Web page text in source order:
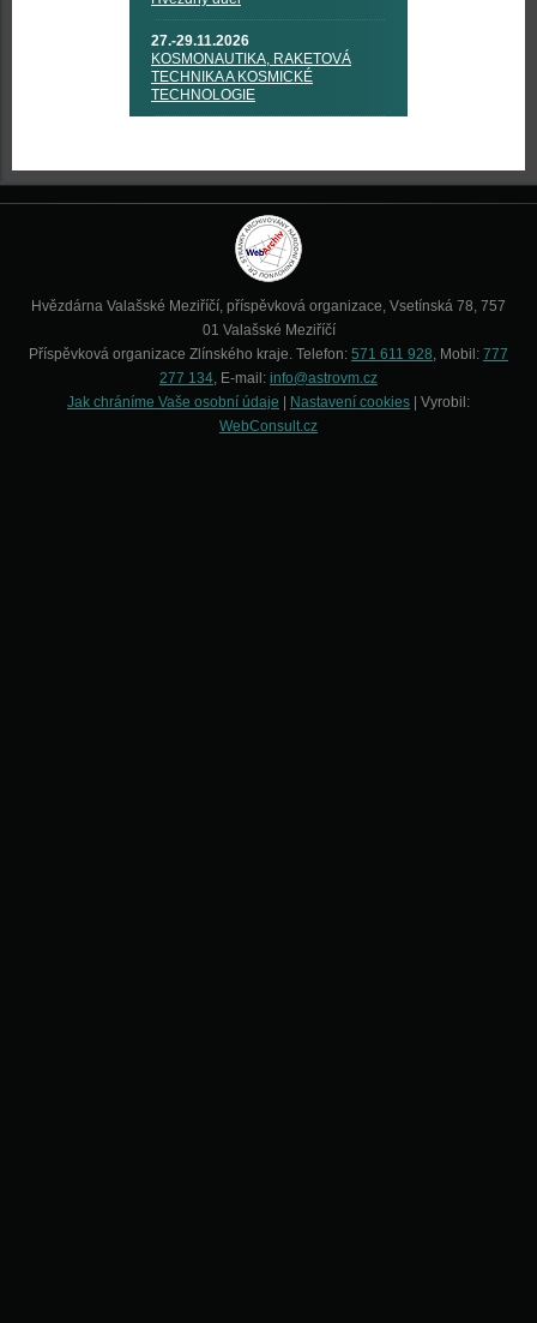
27.-29.11.2026
KOSMONAUTIKA, RAKETOVÁ
TECHNIKA A KOSMICKÉ
TECHNOLOGIE
Hvězdárna Valašské Meziříčí, příspěvková organizace, Vsetínská 78, 757
01 Valašské Meziříčí
Příspěvková organizace Zlínského kraje. Telefon: 571 611 928, Mobil: 777
277 134, E-mail: info@astrovm.cz
Jak chráníme Vaše osobní údaje
Nastavení cookies | Vyrobil:
WebConsult.cz